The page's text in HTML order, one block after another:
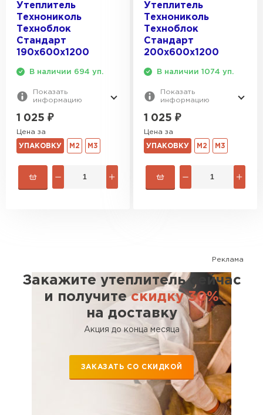
Утеплитель
Технониколь
Техноблок
Стандарт
190х600х1200
В наличии 694 уп.
Показать
информацию
1 025 ₽
Цена за
УПАКОВКУ М2 М3
Утеплитель
Технониколь
Техноблок
Стандарт
200х600х1200
В наличии 1074 уп.
Показать
информацию
1 025 ₽
Цена за
УПАКОВКУ М2 М3
Реклама
Закажите утеплитель сейчас
и получитескидку 30%
на доставку
Акция до конца месяца
ЗАКАЗАТЬ СО СКИДКОЙ